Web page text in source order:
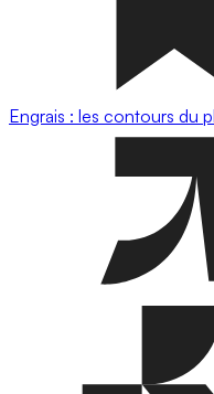
Engrais : les contours du